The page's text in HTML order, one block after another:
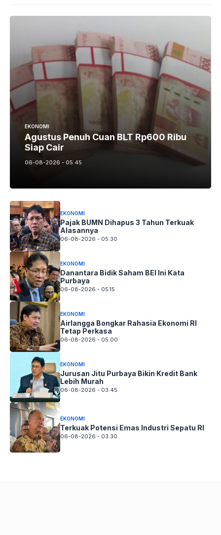
EKONOMI
Agustus Penuh Cuan BLT Rp600 Ribu
Siap Cair
06-08-2026 - 05.45
EKONOMI
Pajak BUMN Dihapus 3 Tahun Terkuak
Alasannya
06-08-2026 - 05.30
EKONOMI
Danantara Bidik Saham BEI Ini Kata
Purbaya
06-08-2026 - 05.15
EKONOMI
Airlangga Bongkar Rahasia Ekonomi RI
Tetap Perkasa
06-08-2026 - 05.00
EKONOMI
Jurusan Jitu Purbaya Bikin Kredit Bank
Lebih Murah
06-08-2026 - 03.45
EKONOMI
Terkuak Potensi Emas Industri Sepatu RI
06-08-2026 - 03.30